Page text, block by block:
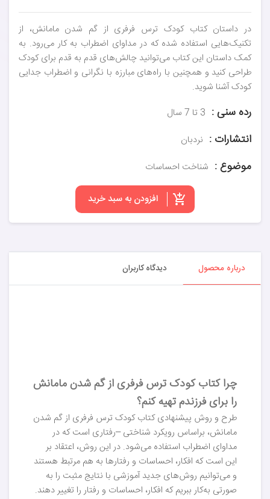
در داستان کتاب کودک ترس فرفری از گم شدن مامانش، از
تکنیک‌هایی استفاده شده که در مداوای اضطراب به کار می‌رود. به
کمک داستان این کتاب می‌توانید چالش‌های قدم به قدم برای کودک
طراحی کنید و همچنین با راه‌های مبارزه با نگرانی و اضطراب جدایی
کودک آشنا شوید.
رده سنی : 3 تا 7 سال
انتشارات : نردبان
موضوع : شناخت احساسات
افزودن به سبد خرید
درباره محصول دیدگاه کاربران
چرا کتاب کودک ترس فرفری از گم شدن مامانش
را برای فرزندم تهیه کنم؟
طرح و روش پیشنهادی کتاب کودک ترس فرفری از گم شدن
مامانش، براساس رویکرد شناختی –رفتاری است که در
مداوای اضطراب استفاده می‌شود. در این روش، اعتقاد بر
این است که افکار، احساسات و رفتارها به هم مرتبط هستند
و می‌توانیم روش‌های جدید آموزشی با نتایج مثبت را به
صورتی به‌کار ببریم که افکار، احساسات و رفتار را تغییر دهند.